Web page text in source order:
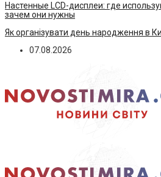
Настенные LCD-дисплеи: где
зачем они нужны
Як організувати день народження в
07.08.2026